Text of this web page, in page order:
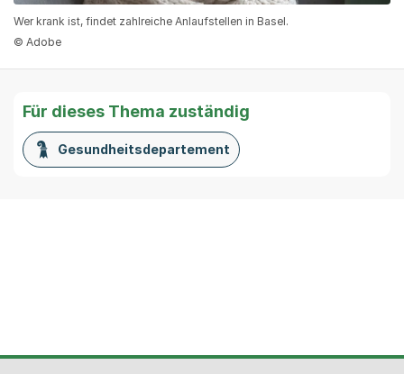
Wer krank ist, findet zahlreiche Anlaufstellen in Basel.
© Adobe
Für dieses Thema zuständig
Gesundheitsdepartement